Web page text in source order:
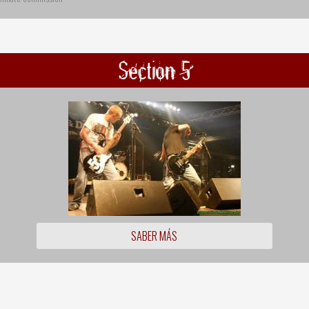
Section 5
SABER MÁS